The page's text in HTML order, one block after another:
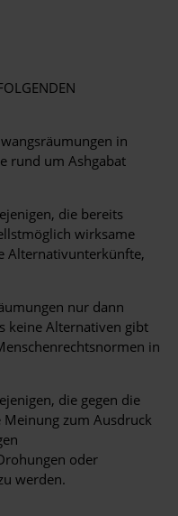
in
rund um Ashgabat
die bereits
wirksame
Alternativunterkünfte,
nur dann
keine Alternativen gibt
in
die gegen die
zum Ausdruck
oder
werden.